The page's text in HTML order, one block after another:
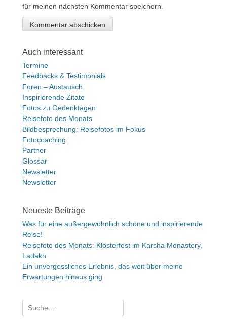
für meinen nächsten Kommentar speichern.
Auch interessant
Termine
Feedbacks & Testimonials
Foren – Austausch
Inspirierende Zitate
Fotos zu Gedenktagen
Reisefoto des Monats
Bildbesprechung: Reisefotos im Fokus
Fotocoaching
Partner
Glossar
Newsletter
Newsletter
Neueste Beiträge
Was für eine außergewöhnlich schöne und inspirierende
Reise!
Reisefoto des Monats: Klosterfest im Karsha Monastery,
Ladakh
Ein unvergessliches Erlebnis, das weit über meine
Erwartungen hinaus ging
Suche
nach: